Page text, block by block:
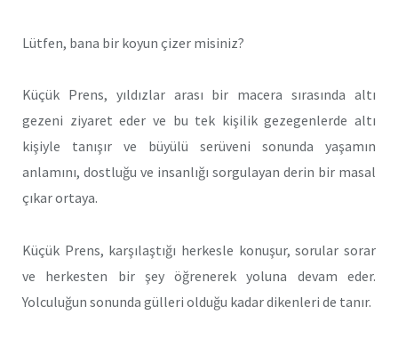
Lütfen, bana bir koyun çizer misiniz?
Küçük Prens, yıldızlar arası bir macera sırasında altı
gezeni ziyaret eder ve bu tek kişilik gezegenlerde altı
kişiyle tanışır ve büyülü serüveni sonunda yaşamın
anlamını, dostluğu ve insanlığı sorgulayan derin bir masal
çıkar ortaya.
Küçük Prens, karşılaştığı herkesle konuşur, sorular sorar
ve herkesten bir şey öğrenerek yoluna devam eder.
Yolculuğun sonunda gülleri olduğu kadar dikenleri de tanır.